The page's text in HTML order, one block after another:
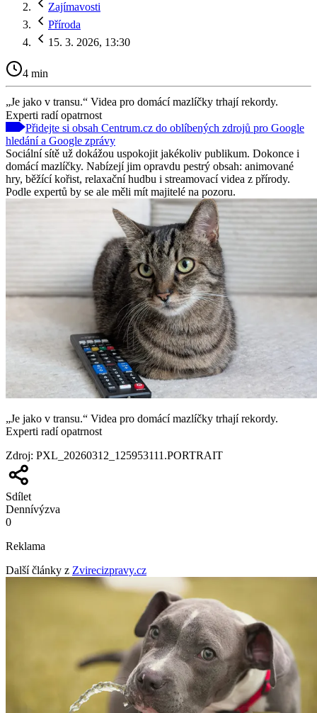
Zajímavosti
Příroda
15. 3. 2026, 13:30
4 min
„Je jako v transu.“ Videa pro domácí mazlíčky trhají rekordy.
Experti radí opatrnost
Přidejte si obsah Centrum.cz do oblíbených zdrojů pro Google
hledání a Google zprávy
Sociální sítě už dokážou uspokojit jakékoliv publikum. Dokonce i
domácí mazlíčky. Nabízejí jim opravdu pestrý obsah: animované
hry, běžící kořist, relaxační hudbu i streamovací videa z přírody.
Podle expertů by se ale měli mít majitelé na pozoru.
„Je jako v transu.“ Videa pro domácí mazlíčky trhají rekordy.
Experti radí opatrnost
Zdroj: PXL_20260312_125953111.PORTRAIT
Sdílet
Dennívýzva
0
Reklama
Další články z Zvirecizpravy.cz